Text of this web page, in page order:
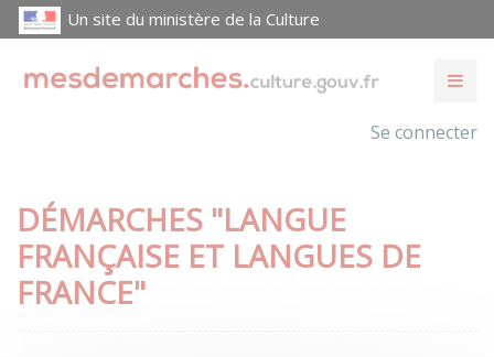
Un site du ministère de la Culture
Se connecter
DÉMARCHES "LANGUE
FRANÇAISE ET LANGUES DE
FRANCE"